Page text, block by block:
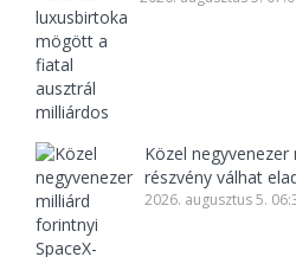
Közel
részvény válhat
2026. augusztus 5.